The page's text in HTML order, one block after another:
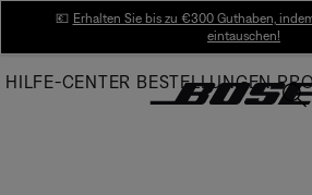
Main
💶 Erhalten Sie bis zu €300 Guthaben,
eintauschen!
HILFE-CENTER BESTELLUNGEN